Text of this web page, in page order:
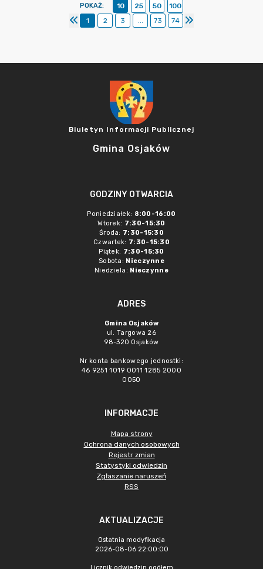
POKAŻ: 10 25 50
100
1
2 3 ... 73 74
Biuletyn Informacji Publicznej
Gmina Osjaków
GODZINY OTWARCIA
Poniedziałek: 8:00-16:00
Wtorek: 7:30-15:30
Środa: 7:30-15:30
Czwartek: 7:30-15:30
Piątek: 7:30-15:30
Sobota: Nieczynne
Niedziela: Nieczynne
ADRES
Gmina Osjaków
ul. Targowa 26
98-320 Osjaków
Nr konta bankowego jednostki:
46 9251 1019 0011 1285 2000
0050
INFORMACJE
Mapa strony
Ochrona danych osobowych
Rejestr zmian
Statystyki odwiedzin
Zgłaszanie naruszeń
RSS
AKTUALIZACJE
Ostatnia modyfikacja
2026-08-06 22:00:00